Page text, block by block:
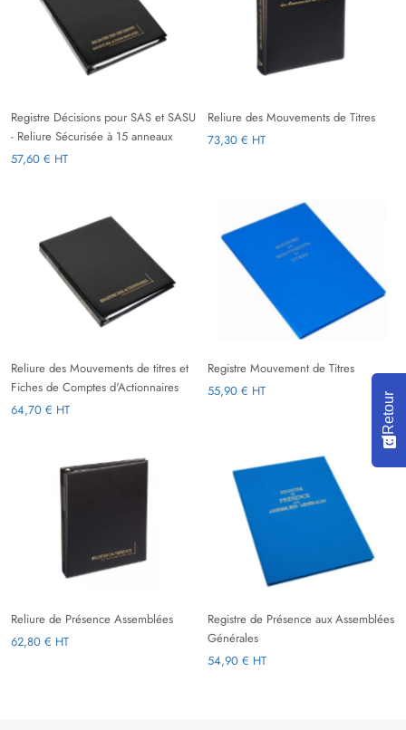
Registre Décisions pour SAS et SASU
- Reliure Sécurisée à 15 anneaux
57,60 € HT
Reliure des Mouvements de Titres
73,30 € HT
Reliure des Mouvements de titres et
Fiches de Comptes d'Actionnaires
64,70 € HT
Registre Mouvement de Titres
55,90 € HT
Reliure de Présence Assemblées
62,80 € HT
Registre de Présence aux Assemblées
Générales
54,90 € HT
Retour